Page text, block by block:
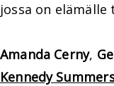
jossa on
Amanda Cerny,
Kennedy